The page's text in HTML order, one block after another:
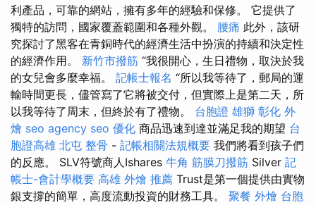
利產品，可靠的網站，擁有多年的經驗和保修。 它提供了
獨特的訪問，國家覆蓋範圍和各種外觀。 腰痛 此外，該研
究探討了黑客在青銅時代的經濟生活中扮演的持續和決定性
的經濟作用。 新竹市撥筋 “我很開心，生日禮物，取決於我
的女兒會多麼幸福。 記帳士報名 “所以我等待了，郵局的運
輸時間更長，儘管寫了它將被交付，但實際上是第二天，所
以我等待了周末，但終於有了禮物。 台胞證 雄獅 彰化 外
燴 seo agency seo 優化 商品迅速到達並滿足我的期望 台
胞證高雄 北屯 整骨 - 記帳相關法規概要 我們將看到孩子們
的反應。 SLV符號商人Ishares 牛角 筋膜刀撥筋 Silver 記
帳士-會計學概要 高雄 外燴 推薦 Trust是第一個提供由實物
銀支撐的簡單，高度流動投資的財務工具。 聚餐 外燴 台胞